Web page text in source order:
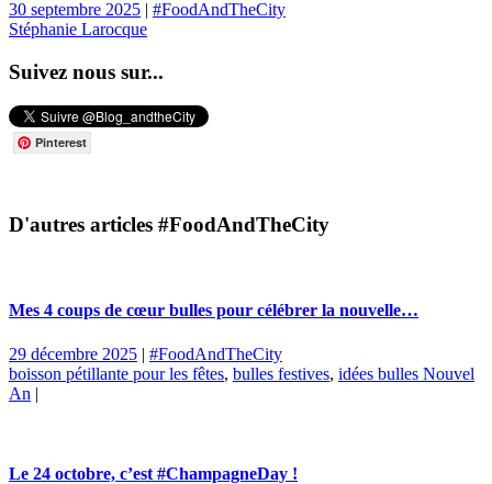
30 septembre 2025 | #FoodAndTheCity
Stéphanie Larocque
Suivez nous sur...
Pinterest
D'autres articles #FoodAndTheCity
Mes 4 coups de cœur bulles pour célébrer la nouvelle…
29 décembre 2025 | #FoodAndTheCity
boisson pétillante pour les fêtes, bulles festives, idées bulles Nouvel
An |
Le 24 octobre, c’est #ChampagneDay !